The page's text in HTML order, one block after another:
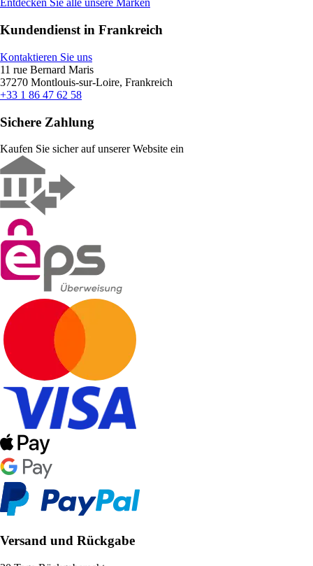
Entdecken Sie alle unsere Marken
Kundendienst in Frankreich
Kontaktieren Sie uns
11 rue Bernard Maris
37270 Montlouis-sur-Loire, Frankreich
+33 1 86 47 62 58
Sichere Zahlung
Kaufen Sie sicher auf unserer Website ein
Versand und Rückgabe